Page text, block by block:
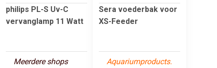
philips PL-S Uv-C
vervanglamp 11 Watt
Meerdere shops
Sera voederbak voor
XS-Feeder
Aquariumproducts.